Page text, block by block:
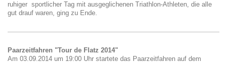
ruhiger sportlicher Tag mit ausgeglichenen Triathlon-Athleten, die alle
gut drauf waren, ging zu Ende.
Paarzeitfahren "Tour de Flatz 2014"
Am 03.09.2014 um 19:00 Uhr startete das Paarzeitfahren auf dem